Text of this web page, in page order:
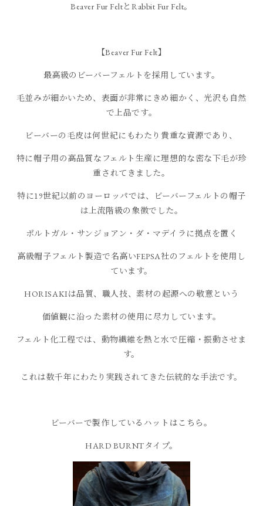
Beaver Fur FeltとRabbit Fur Felt。
【Beaver Fur Felt】
最高級のビーバーフェルトを採用しています。
毛並みが細かいため、表面が非常にきめ細かく、光沢も自然
で上品です。
ビーバーの毛皮は何世紀にもわたり貴重な資源であり、
特に帽子用の高品質なフェルト生産に理想的な密な下毛が珍
重されてきました。
特に19世紀以前のヨーロッパでは、ビーバーフェルトの帽子
は上流階級の象徴でした。
ポルトガル・サンジョアン・ダ・マデイラに拠点を置く
高級帽子フェルト製造で名高いFEPSA社のフェルトを使用し
ています。
HORISAKIは品質、職人技、素材の起源への敬意という
価値観に沿った素材の使用に尽力しています。
フェルト化工程では、動物繊維を熱と水で圧縮・振動させま
す。
これは数千年にわたり実践されてきた伝統的な手法です。
ビーバーで製作しているハットはこちら。
HARD BURNTタイプ。